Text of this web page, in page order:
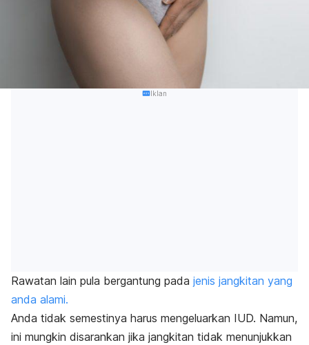
Iklan
Rawatan lain pula bergantung pada jenis jangkitan yang
anda alami.
Anda tidak semestinya harus mengeluarkan IUD. Namun,
ini mungkin disarankan jika jangkitan tidak menunjukkan